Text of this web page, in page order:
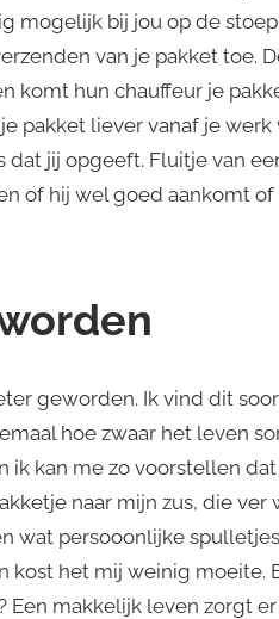
mogelijk bij jou op de
van je pakket toe.
komt hun chauffeur je
pakket liever vanaf je werk
jij opgeeft. Fluitje van
of hij wel goed aankomt of
geworden. Ik vind dit
hoe zwaar het leven
ik kan me zo voorstellen
naar mijn zus, die ver
wat persooonlijke
kost het mij weinig moeite.
makkelijk leven zorgt